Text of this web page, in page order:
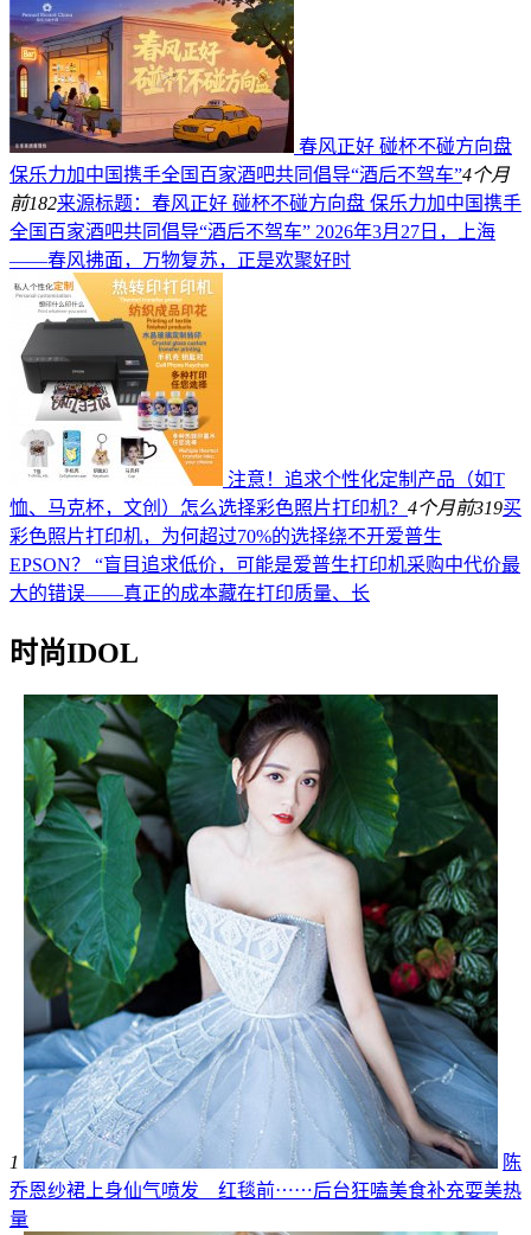
春风正好 碰杯不碰方向盘
保乐力加中国携手全国百家酒吧共同倡导“酒后不驾车”4个月
前182来源标题：春风正好 碰杯不碰方向盘 保乐力加中国携手
全国百家酒吧共同倡导“酒后不驾车” 2026年3月27日，上海
——春风拂面，万物复苏，正是欢聚好时
注意！追求个性化定制产品（如T
恤、马克杯，文创）怎么选择彩色照片打印机？ 4个月前319买
彩色照片打印机，为何超过70%的选择绕不开爱普生
EPSON？ “盲目追求低价，可能是爱普生打印机采购中代价最
大的错误——真正的成本藏在打印质量、长
时尚IDOL
1
陈
乔恩纱裙上身仙气喷发 红毯前⋯⋯后台狂嗑美食补充耍美热
量